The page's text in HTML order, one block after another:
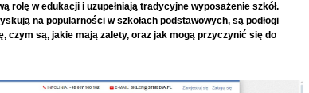
rolę w edukacji i uzupełniają tradycyjne wyposażenie szkół.
na popularności w szkołach podstawowych, są podłogi
są, jakie mają zalety, oraz jak mogą przyczynić się do